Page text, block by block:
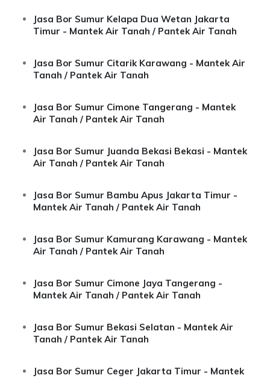
Jasa Bor Sumur Kelapa Dua Wetan Jakarta
Timur - Mantek Air Tanah / Pantek Air Tanah
Jasa Bor Sumur Citarik Karawang - Mantek Air
Tanah / Pantek Air Tanah
Jasa Bor Sumur Cimone Tangerang - Mantek
Air Tanah / Pantek Air Tanah
Jasa Bor Sumur Juanda Bekasi Bekasi - Mantek
Air Tanah / Pantek Air Tanah
Jasa Bor Sumur Bambu Apus Jakarta Timur -
Mantek Air Tanah / Pantek Air Tanah
Jasa Bor Sumur Kamurang Karawang - Mantek
Air Tanah / Pantek Air Tanah
Jasa Bor Sumur Cimone Jaya Tangerang -
Mantek Air Tanah / Pantek Air Tanah
Jasa Bor Sumur Bekasi Selatan - Mantek Air
Tanah / Pantek Air Tanah
Jasa Bor Sumur Ceger Jakarta Timur - Mantek